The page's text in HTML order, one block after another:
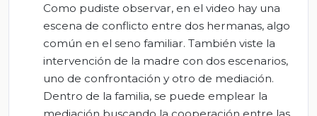
Como pudiste observar, en el video hay una
escena de conflicto entre dos hermanas, algo
común en el seno familiar. También viste la
intervención de la madre con dos escenarios,
uno de confrontación y otro de mediación.
Dentro de la familia, se puede emplear la